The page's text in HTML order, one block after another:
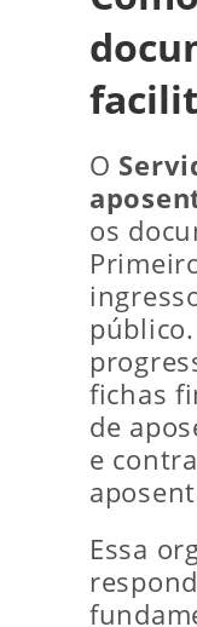
O
os
fichas
de
e
Essa